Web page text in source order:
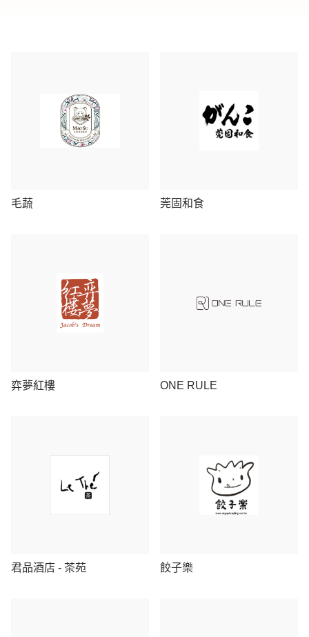
毛蔬 莞固和食
弈夢紅樓 ONE RULE
君品酒店 - 茶苑 餃子樂